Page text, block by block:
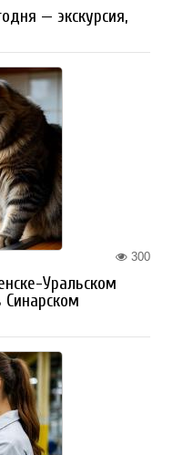
— экскурсия,
300
Уральском